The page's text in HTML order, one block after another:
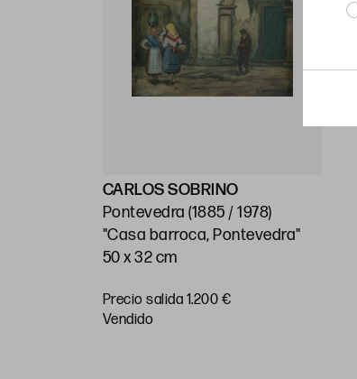
CARLOS SOBRINO
Pontevedra (1885 / 1978)
"Casa barroca, Pontevedra"
50 x 32 cm
Precio salida 1.200 €
vendido